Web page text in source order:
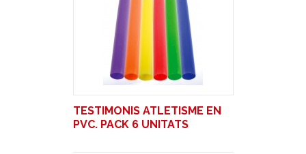
TESTIMONIS ATLETISME EN
PVC. PACK 6 UNITATS